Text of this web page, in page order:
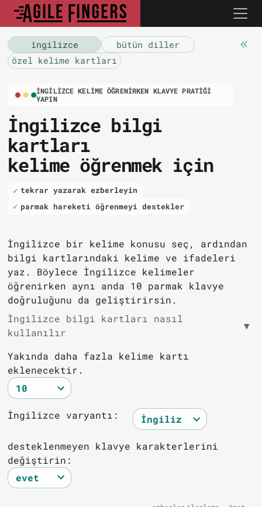
i̇ngilizce
bütün diller
özel kelime kartları
İNGILIZCE KELIME ÖĞRENIRKEN KLAVYE PRATIĞI
YAPIN
İngilizce bilgi
kartları
kelime öğrenmek için
tekrar yazarak ezberleyin
parmak hareketi öğrenmeyi destekler
İngilizce bir kelime konusu seç, ardından
bilgi kartlarındaki kelime ve ifadeleri
yaz. Böylece İngilizce kelimeler
öğrenirken aynı anda 10 parmak klavye
doğruluğunu da geliştirirsin.
İngilizce bilgi kartları nasıl
kullanılır
▼
Yakında daha fazla kelime kartı
eklenecektir.
İngilizce varyantı:
desteklenmeyen klavye karakterlerini
değiştirin: